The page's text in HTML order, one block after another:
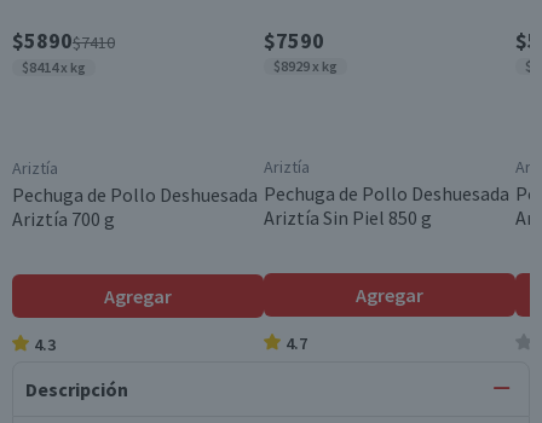
$5890$7410
$8414 x kg
Ariztía
Pechuga de Pollo Deshuesada
Ariztía 700 g
Agregar
4.3
$7590
$8929 x kg
Ariztía
Pechuga de Pollo Deshuesada
Ariztía Sin Piel 850 g
Agregar
4.7
Descripción